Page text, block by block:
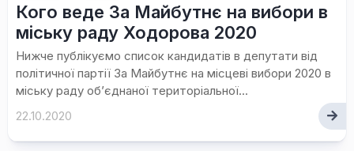
Кого веде За Майбутнє на вибори в
міську раду Ходорова 2020
Нижче публікуємо список кандидатів в депутати від
політичної партії За Майбутнє на місцеві вибори 2020 в
міську раду об’єднаної територіальної...
22.10.2020